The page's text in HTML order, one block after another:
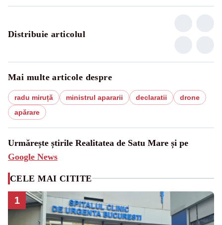
Distribuie articolul
Mai multe articole despre
radu miruță ministrul apararii declaratii
drone
apărare
Urmărește știrile Realitatea de Satu Mare și pe
Google News
CELE MAI CITITE
1